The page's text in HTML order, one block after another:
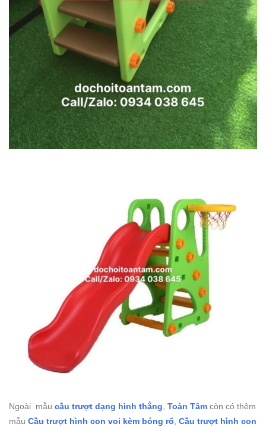
Ngoài mẫu cầu trượt dạng hình thẳng, Toàn Tâm còn có thêm
mẫu Cầu trượt hình con voi kèm bóng rổ, Cầu trượt hình con